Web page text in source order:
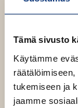
Tämä sivusto
Käytämme
tukemiseen ja
jaamme
a
j
.
f
i
A
u
Kaija